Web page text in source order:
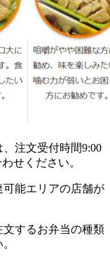
注文受付時間9:00
せください。
能エリアの店舗が
するお弁当の種類